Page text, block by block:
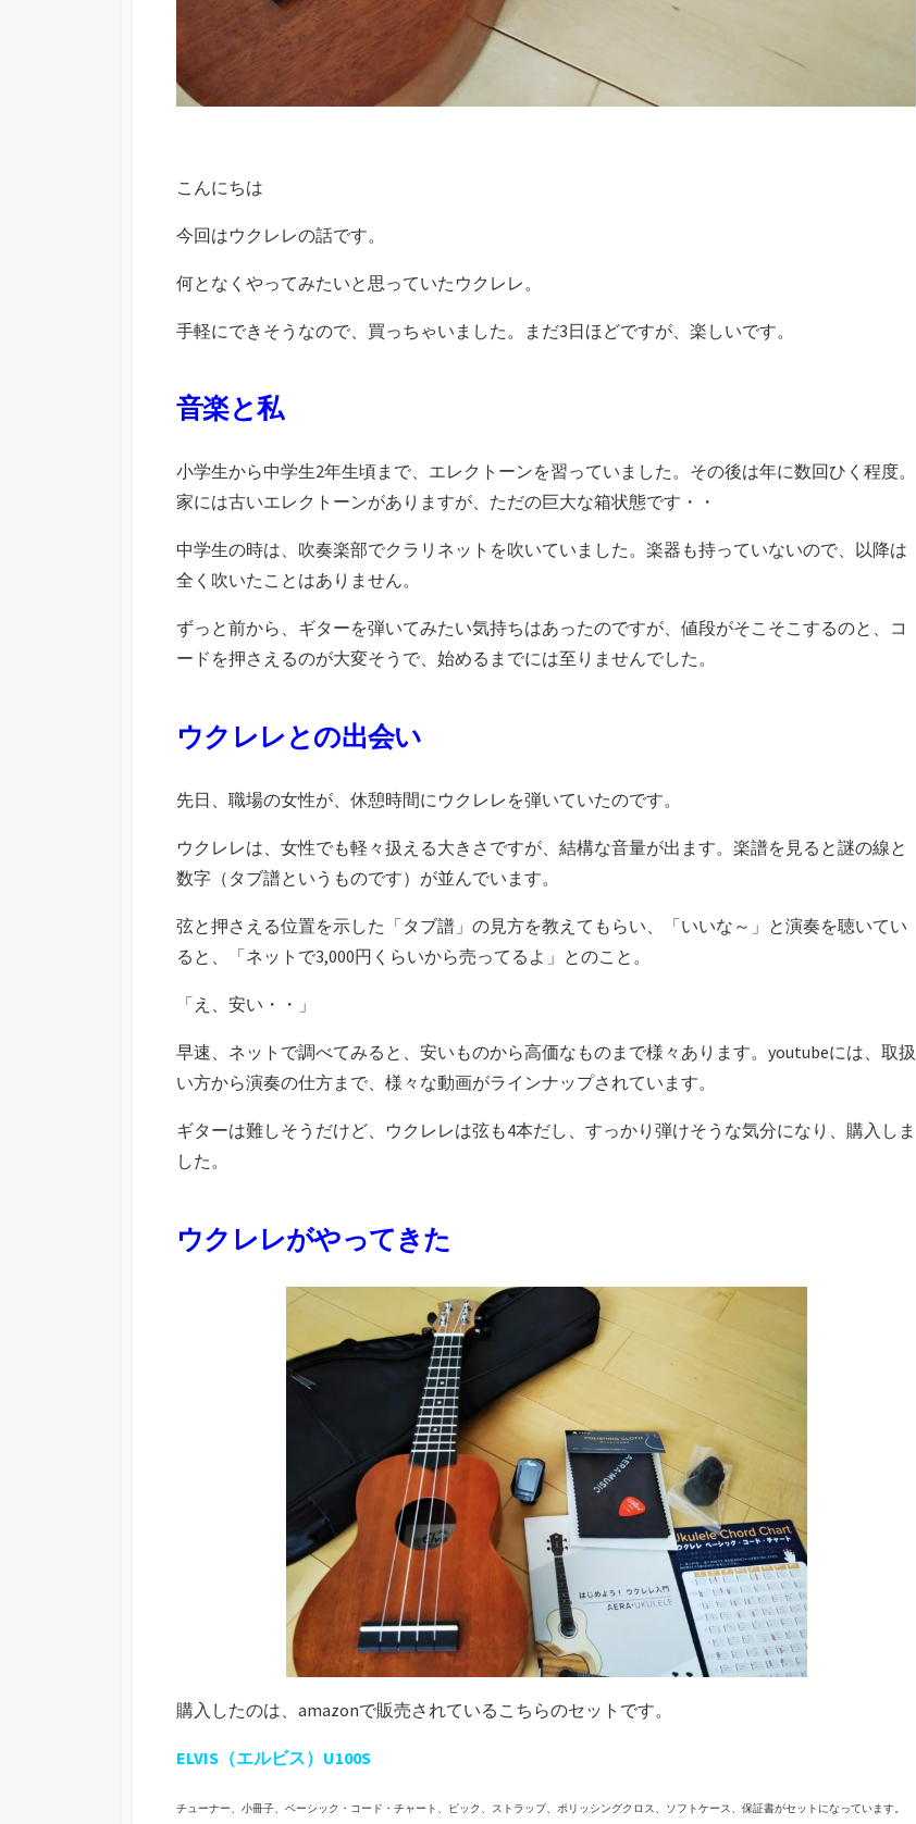
こんにちは
今回はウクレレの話です。
何となくやってみたいと思っていたウクレレ。
手軽にできそうなので、買っちゃいました。まだ3日ほどですが、楽しいです。
音楽と私
小学生から中学生2年生頃まで、エレクトーンを習っていました。その後は年に数回ひく程度。
家には古いエレクトーンがありますが、ただの巨大な箱状態です・・
中学生の時は、吹奏楽部でクラリネットを吹いていました。楽器も持っていないので、以降は
全く吹いたことはありません。
ずっと前から、ギターを弾いてみたい気持ちはあったのですが、値段がそこそこするのと、コ
ードを押さえるのが大変そうで、始めるまでには至りませんでした。
ウクレレとの出会い
先日、職場の女性が、休憩時間にウクレレを弾いていたのです。
ウクレレは、女性でも軽々扱える大きさですが、結構な音量が出ます。楽譜を見ると謎の線と
数字（タブ譜というものです）が並んでいます。
弦と押さえる位置を示した「タブ譜」の見方を教えてもらい、「いいな～」と演奏を聴いてい
ると、「ネットで3,000円くらいから売ってるよ」とのこと。
「え、安い・・」
早速、ネットで調べてみると、安いものから高価なものまで様々あります。youtubeには、取扱
い方から演奏の仕方まで、様々な動画がラインナップされています。
ギターは難しそうだけど、ウクレレは弦も4本だし、すっかり弾けそうな気分になり、購入しま
した。
ウクレレがやってきた
購入したのは、amazonで販売されているこちらのセットです。
ELVIS（エルビス）U100S
チューナー、小冊子、ベーシック・コード・チャート、ピック、ストラップ、ポリッシングクロス、ソフトケース、保証書がセットになっています。